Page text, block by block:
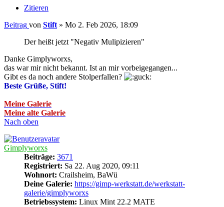
Zitieren
Beitrag von Stift » Mo 2. Feb 2026, 18:09
Der heißt jetzt "Negativ Mulipizieren"
Danke Gimplyworxs,
das war mir nicht bekannt. Ist an mir vorbeigegangen...
Gibt es da noch andere Stolperfallen?
Beste Grüße, Stift!
Meine Galerie
Meine alte Galerie
Nach oben
Gimplyworxs
Beiträge: 3671
Registriert: Sa 22. Aug 2020, 09:11
Wohnort: Crailsheim, BaWü
Deine Galerie: https://gimp-werkstatt.de/werkstatt-
galerie/gimplyworxs
Betriebssystem: Linux Mint 22.2 MATE